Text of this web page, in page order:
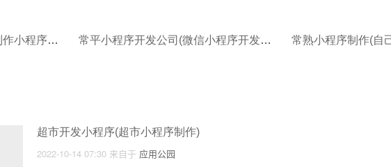
常见的小程序制作平台有(制作小程序的4种方法) 常平小程序开发公司(微信小程序开发步骤)
超市开发小程序(超市小程序制作)
2022-10-14 07:30 来自于 应用公园